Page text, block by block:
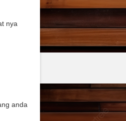
nya
anda